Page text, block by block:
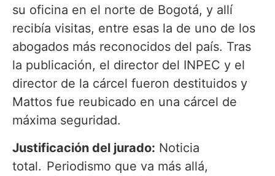
su oficina en el norte de Bogotá, y allí
recibía visitas, entre esas la de uno de los
abogados más reconocidos del país. Tras
la publicación, el director del INPEC y el
director de la cárcel fueron destituidos y
Mattos fue reubicado en una cárcel de
máxima seguridad.
Justificación del jurado: Noticia
total. Periodismo que va más allá,